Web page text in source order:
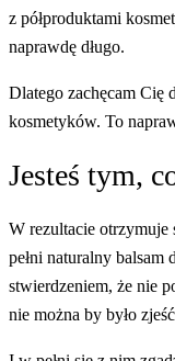
z półproduktami
naprawdę długo.
Dlatego zachęcam Cię
kosmetyków. To
Jesteś tym,
W rezultacie
pełni naturalny balsam
stwierdzeniem, że nie
nie można by było